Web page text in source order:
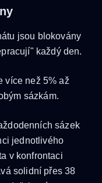
jsou blokovány
každý den.
více než 5% až
sázkám.
sázek
jednotlivého
v konfrontaci
solidní přes 38